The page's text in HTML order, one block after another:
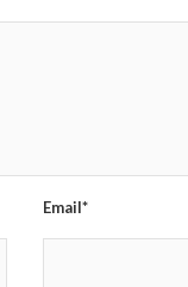
Email*